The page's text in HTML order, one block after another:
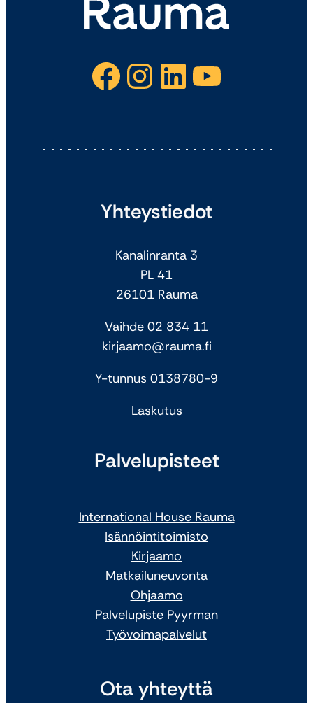
Facebook Instagram LinkedIn YouTube
Yhteystiedot
Kanalinranta 3
PL 41
26101 Rauma
Vaihde 02 834 11
kirjaamo@rauma.fi
Y-tunnus 0138780-9
Laskutus
Palvelupisteet
International House Rauma
Isännöintitoimisto
Kirjaamo
Matkailuneuvonta
Ohjaamo
Palvelupiste Pyyrman
Työvoimapalvelut
Ota yhteyttä